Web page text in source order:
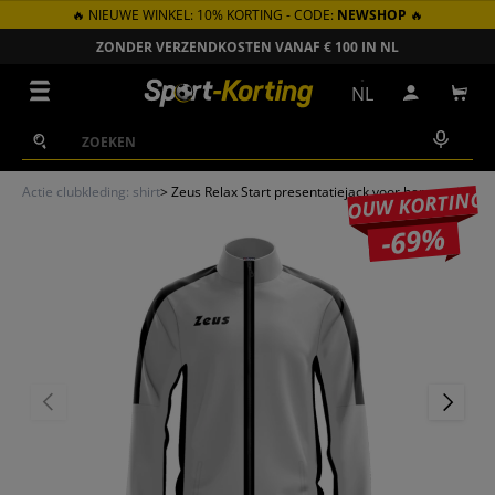
GA NAAR INHOUD
🔥 NIEUWE WINKEL: 10% KORTING - CODE: NEWSHOP 🔥
ZONDER VERZENDKOSTEN VANAF € 100 IN NL
Zoeken
Zoeken
NL Inloggen
Actie clubkleding: shirt> Zeus Relax Start presentatiejack voor heren grijs
JOUW KORTING
-69%
VORIGE